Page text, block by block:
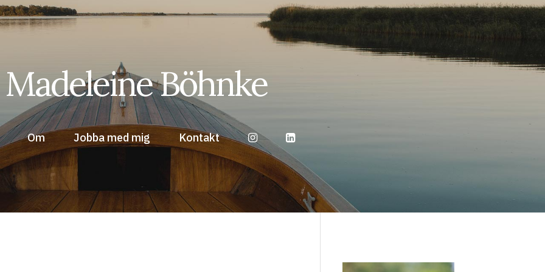
Madeleine Böhnke
Om Jobba med mig Kontakt